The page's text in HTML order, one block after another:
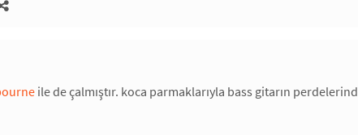
ile de çalmıştır. koca parmaklarıyla bass gitarın